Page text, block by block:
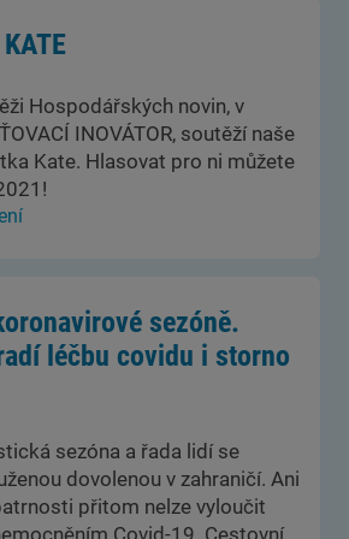
Hospodářských novin, v
INOVÁTOR, soutěží naše
Kate. Hlasovat pro ni můžete
sezóně.
léčbu covidu i storno
sezóna a řada lidí se
dovolenou v zahraničí. Ani
přitom nelze vyloučit
Covid-19. Cestovní